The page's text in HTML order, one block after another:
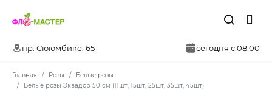
пр. Сююмбике, 65 сегодня с 08:00
Главная Розы
Белые розы
Белые розы Эквадор 50 см (11шт, 15шт, 25шт, 35шт, 45шт)